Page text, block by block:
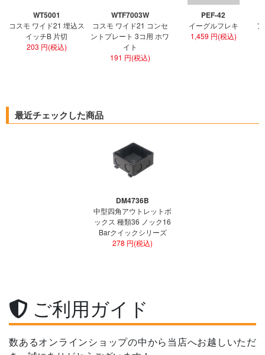
WT5001
コスモ ワイド21 埋込ス
イッチB 片切
203 円(税込)
WTF7003W
コスモ ワイド21 コンセ
ントプレート 3コ用 ホワ
イト
191 円(税込)
PEF-42
イーグルフレキ
1,459 円(税込)
最近チェックした商品
DM4736B
中型四角アウトレットボ
ックス 種類36 ノック16
Barクイックシリーズ
278 円(税込)
ご利用ガイド
数あるオンラインショップの中から当店へお越しいただ